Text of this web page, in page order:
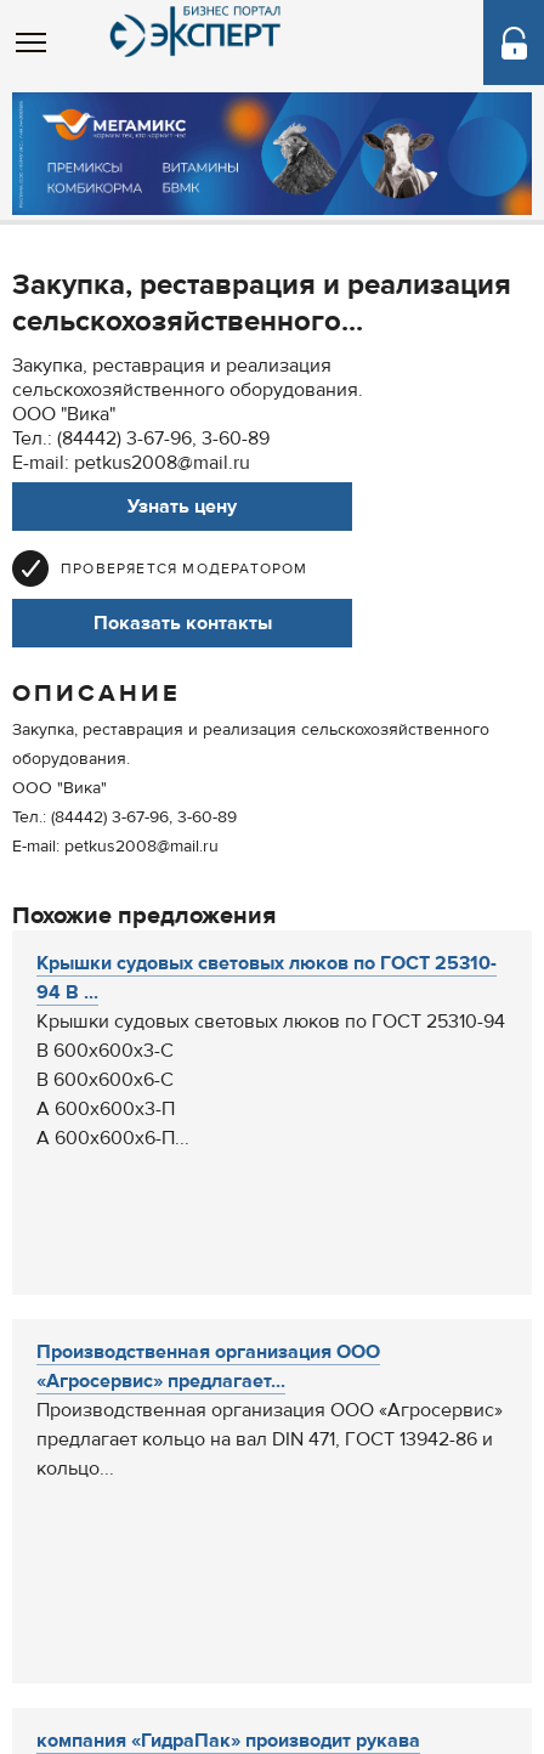
Закупка, реставрация и реализация
сельскохозяйственного...
Закупка, реставрация и реализация
сельскохозяйственного оборудования.
ООО "Вика"
Тел.: (84442) 3-67-96, 3-60-89
E-mail: petkus2008@mail.ru
Узнать цену
ПРОВЕРЯЕТСЯ МОДЕРАТОРОМ
Показать контакты
ОПИСАНИЕ
Закупка, реставрация и реализация сельскохозяйственного
оборудования.
ООО "Вика"
Тел.: (84442) 3-67-96, 3-60-89
E-mail: petkus2008@mail.ru
Похожие предложения
Крышки судовых световых люков по ГОСТ 25310-
94 В ...
Крышки судовых световых люков по ГОСТ 25310-94
В 600х600х3-С
В 600х600х6-С
А 600х600х3-П
А 600х600х6-П...
Производственная организация ООО
«Агросервис» предлагает...
Производственная организация ООО «Агросервис»
предлагает кольцо на вал DIN 471, ГОСТ 13942-86 и
кольцо...
компания «ГидраПак» производит рукава